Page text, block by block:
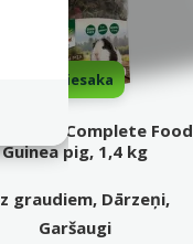
iesaka
Land Complete Food
Guinea pig, 1,4 kg
graudiem, Dārzeņi,
Garšaugi